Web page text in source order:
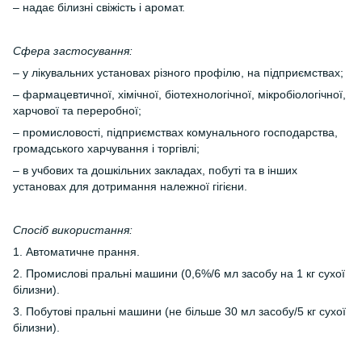
– надає білизні свіжість і аромат.
Сфера застосування:
– у лікувальних установах різного профілю, на підприємствах;
– фармацевтичної, хімічної, біотехнологічної, мікробіологічної,
харчової та переробної;
– промисловості, підприємствах комунального господарства,
громадського харчування і торгівлі;
– в учбових та дошкільних закладах, побуті та в інших
установах для дотримання належної гігієни.
Спосіб використання:
1. Автоматичне прання.
2. Промислові пральні машини (0,6%/6 мл засобу на 1 кг сухої
білизни).
3. Побутові пральні машини (не більше 30 мл засобу/5 кг сухої
білизни).